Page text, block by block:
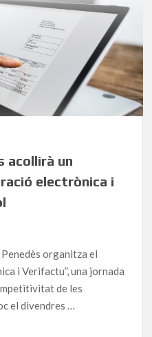
acollirà un
electrònica i
organitza el
i Verifactu”, una jornada
de les
el divendres …